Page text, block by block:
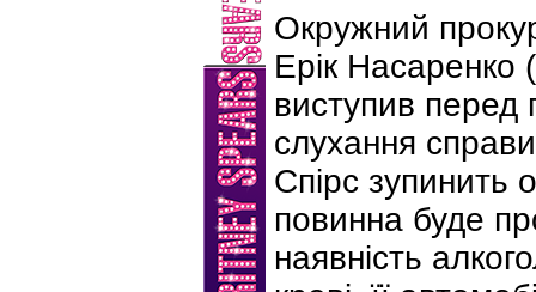
Окружний
Ерік Насаренко
виступив перед
слухання
Спірс зупинить
повинна буде
наявність